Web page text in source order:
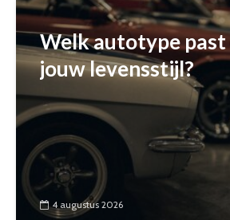
Welk autotype
jouw levensstijl?
4 augustus 2026